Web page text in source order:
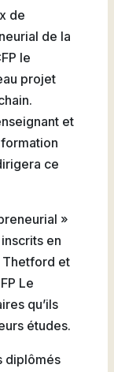
de
de la
le
projet
et
ce
»
en
Thetford et
Le
qu’ils
études.
diplômés